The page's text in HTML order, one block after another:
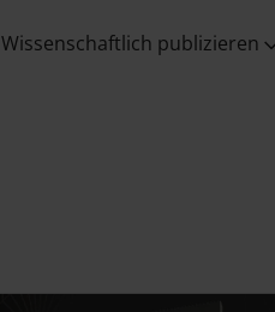
Wissenschaftlich publizieren